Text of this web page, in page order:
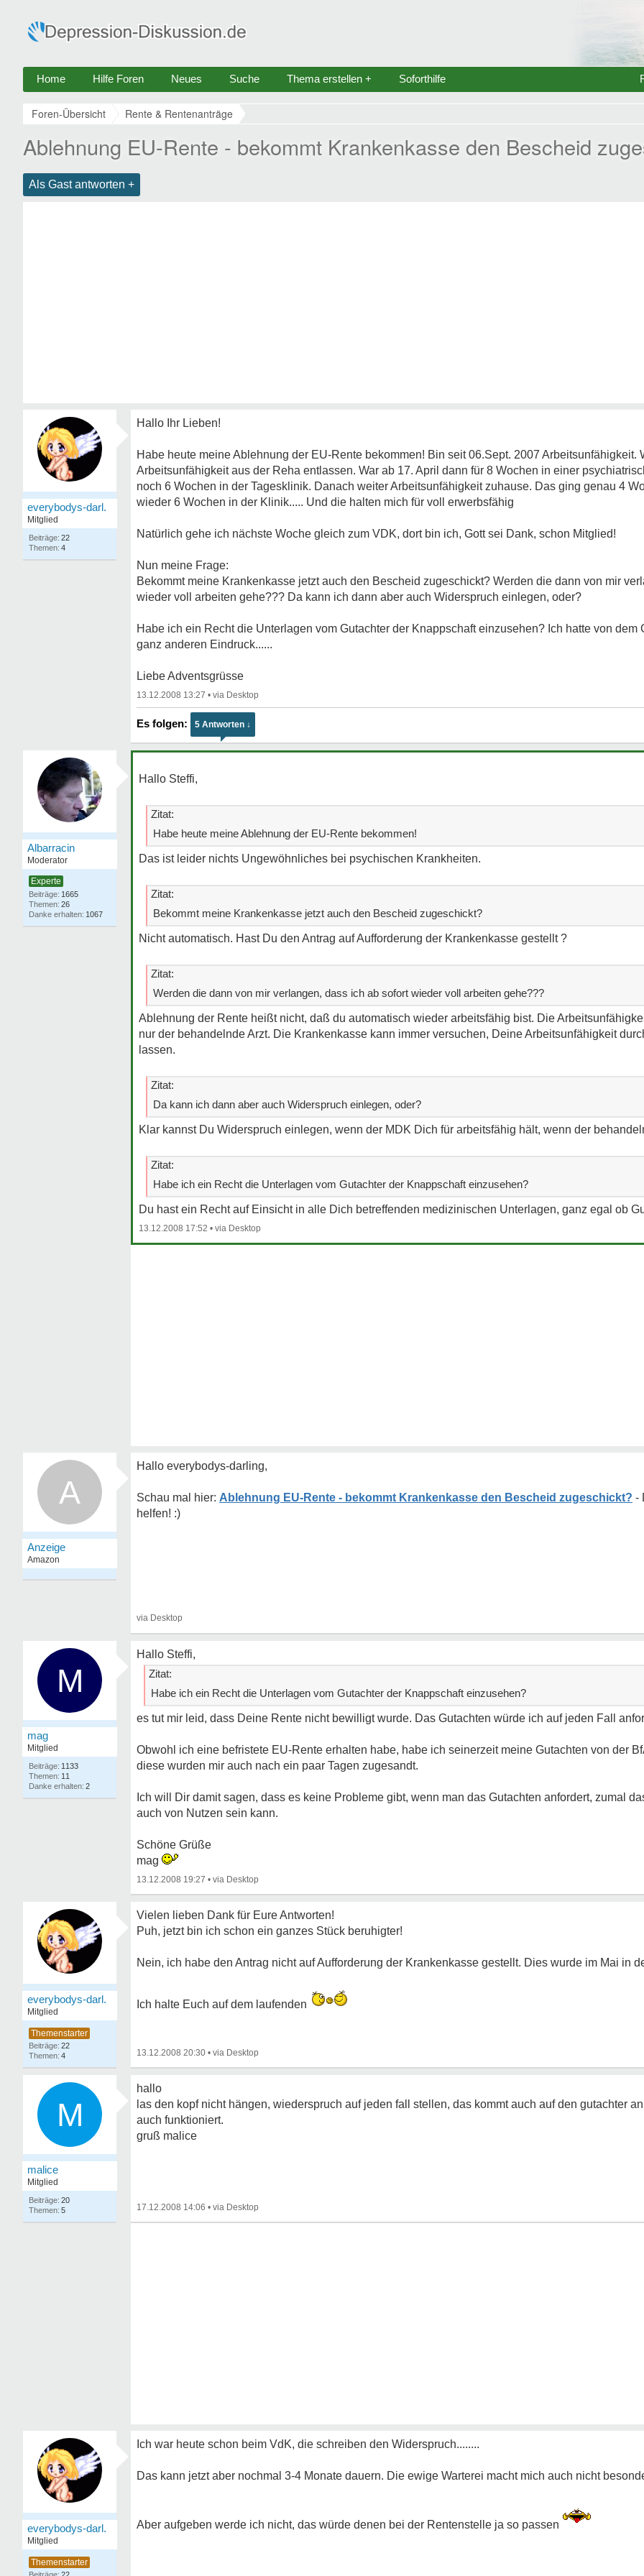
Home Hilfe Foren Neues Suche Thema erstellen + Soforthilfe
Foren-Übersicht Rente & Rentenanträge
Ablehnung EU-Rente - bekommt Krankenkasse den Bescheid
Als Gast antworten +
everybodys-darl.
Mitglied
22
4
Hallo Ihr Lieben!
Habe heute meine Ablehnung der EU-Rente bekommen! Bin seit 06.Sept. 2007 Arbeitsunfähigkeit.
Arbeitsunfähigkeit aus der Reha entlassen. War ab 17. April dann für 8 Wochen in einer
noch 6 Wochen in der Tagesklinik. Danach weiter Arbeitsunfähigkeit zuhause. Das ging genau 4
wieder 6 Wochen in der Klinik..... Und die halten mich für voll erwerbsfähig
Natürlich gehe ich nächste Woche gleich zum VDK, dort bin ich, Gott sei Dank, schon Mitglied!
Nun meine Frage:
Bekommt meine Krankenkasse jetzt auch den Bescheid zugeschickt? Werden die dann von mir
wieder voll arbeiten gehe??? Da kann ich dann aber auch Widerspruch einlegen, oder?
Habe ich ein Recht die Unterlagen vom Gutachter der Knappschaft einzusehen? Ich hatte von dem
ganz anderen Eindruck......
Liebe Adventsgrüsse
13.12.2008 13:27 •
5 Antworten ↓
Albarracin
Moderator
Experte
1665
26
1067
Hallo Steffi,
Zitat:
Habe heute meine Ablehnung der EU-Rente bekommen!
Das ist leider nichts Ungewöhnliches bei psychischen Krankheiten.
Zitat:
Bekommt meine Krankenkasse jetzt auch den Bescheid zugeschickt?
Nicht automatisch. Hast Du den Antrag auf Aufforderung der Krankenkasse gestellt ?
Zitat:
Werden die dann von mir verlangen, dass ich ab sofort wieder voll arbeiten gehe???
Ablehnung der Rente heißt nicht, daß du automatisch wieder arbeitsfähig bist. Die
nur der behandelnde Arzt. Die Krankenkasse kann immer versuchen, Deine Arbeitsunfähigkeit
lassen.
Zitat:
Da kann ich dann aber auch Widerspruch einlegen, oder?
Klar kannst Du Widerspruch einlegen, wenn der MDK Dich für arbeitsfähig hält, wenn der
Zitat:
Habe ich ein Recht die Unterlagen vom Gutachter der Knappschaft einzusehen?
Du hast ein Recht auf Einsicht in alle Dich betreffenden medizinischen Unterlagen, ganz egal ob
13.12.2008 17:52 •
A
Hallo everybodys-darling,
Ablehnung EU-Rente - bekommt Krankenkasse den Bescheid zugeschickt?
M
mag
Mitglied
1133
11
2
Hallo Steffi,
Zitat:
Habe ich ein Recht die Unterlagen vom Gutachter der Knappschaft einzusehen?
es tut mir leid, dass Deine Rente nicht bewilligt wurde. Das Gutachten würde ich auf jeden Fall
Obwohl ich eine befristete EU-Rente erhalten habe, habe ich seinerzeit meine Gutachten von der
diese wurden mir auch nach ein paar Tagen zugesandt.
Ich will Dir damit sagen, dass es keine Probleme gibt, wenn man das Gutachten anfordert, zumal
auch von Nutzen sein kann.
Schöne Grüße
mag
13.12.2008 19:27 •
everybodys-darl.
Mitglied
22
4
Vielen lieben Dank für Eure Antworten!
Puh, jetzt bin ich schon ein ganzes Stück beruhigter!
Nein, ich habe den Antrag nicht auf Aufforderung der Krankenkasse gestellt. Dies wurde im Mai in
Ich halte Euch auf dem laufenden
13.12.2008 20:30 •
M
malice
Mitglied
20
5
hallo
las den kopf nicht hängen, wiederspruch auf jeden fall stellen, das kommt auch auf den gutachter
auch funktioniert.
gruß malice
17.12.2008 14:06 •
everybodys-darl.
Mitglied
Ich war heute schon beim VdK, die schreiben den Widerspruch........
Das kann jetzt aber nochmal 3-4 Monate dauern. Die ewige Warterei macht mich auch nicht
Aber aufgeben werde ich nicht, das würde denen bei der Rentenstelle ja so passen